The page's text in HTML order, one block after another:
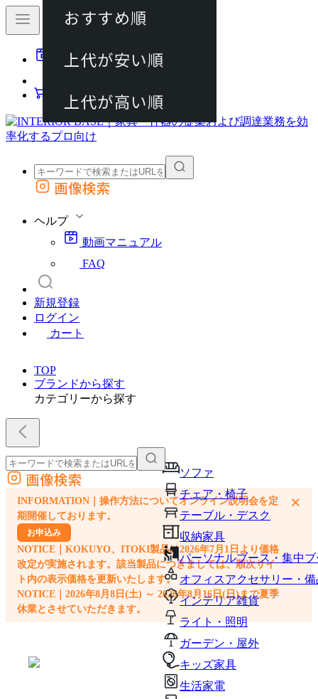
動画マニュアル
カート
外部サイトの商品をカートに追加
画像検索
ヘルプ
動画マニュアル
FAQ
新規登録
ログイン
カート
TOP
ブランドから探す
カテゴリーから探す
ソファ
チェア・椅子
テーブル・デスク
収納家具
パーソナルブース・集中
オフィスアクセサリー・備
インテリア雑貨
ライト・照明
ガーデン・屋外
キッズ家具
生活家電
外部サイトの商品をカートに追加
他のサイトで見つけた商品ページのURLを貼り付けて、カートに追加できます
画像検索
INFORMATION｜操作方法についてオンライン説明会を定
期開催しております。
お申込み
NOTICE｜KOKUYO、ITOKI製品は2026年7月1日より価格
改定が実施されます。該当製品につきましては、順次サイ
ト内の表示価格を更新いたします。
NOTICE｜2026年8月8日(土) ～ 2026年8月16日(日)まで夏季
休業とさせていただきます。
×
おすすめ順
上代が安い順
上代が高い順